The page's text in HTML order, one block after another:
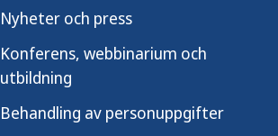
Nyheter och press
Konferens, webbinarium och
utbildning
Behandling av personuppgifter